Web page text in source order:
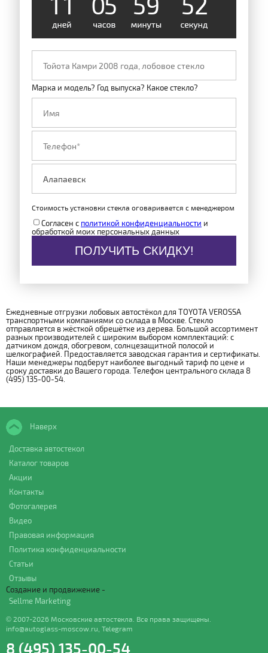
2
Марка и модель? Год выпуска? Какое стекло?
Стоимость установки стекла оговаривается с менеджером
Согласен с политикой конфиденциальности и
обработкой моих персональных данных
ПОЛУЧИТЬ СКИДКУ!
Ежедневные отгрузки лобовых автостёкол для TOYOTA VEROSSA
транспортными компаниями со склада в Москве. Стекло
отправляется в жёсткой обрешётке из дерева. Большой ассортимент
разных производителей с широким выбором комплектаций: с
датчиком дождя, обогревом, солнцезащитной полосой и
шелкографией. Предоставляется заводская гарантия и сертификаты.
Наши менеджеры подберут наиболее выгодный тариф по цене и
сроку доставки до Вашего города. Телефон центрального склада 8
(495) 135-00-54.
Наверх
Доставка автостекол
Каталог товаров
Акции
Контакты
Фотогалерея
Видео
Правовая информация
Политика конфиденциальности
Статьи
Отзывы
Создание и продвижение -
Sellme Marketing
© 2007-2026 Московские автостекла. Все права защищены.
info@autoglass-moscow.ru Telegram
8 (495) 135-00-54